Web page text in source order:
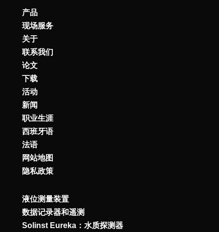
产品
现场服务
关于
联系我们
论文
下载
活动
新闻
职业生涯
西班牙语
法语
网站地图
隐私政策
液位测量装置
数据记录器和遥测
Solinst Eureka：水质探测器